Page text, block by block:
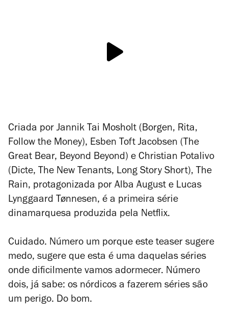
Criada por Jannik Tai Mosholt (Borgen, Rita,
Follow the Money), Esben Toft Jacobsen ( The
Great Bear, Beyond Beyond) e Christian Potalivo
(Dicte, The New Tenants, Long Story Short), The
Rain, protagonizada por Alba August e Lucas
Lynggaard Tønnesen, é a primeira série
dinamarquesa produzida pela Netflix.
Cuidado. Número um porque este teaser sugere
medo, sugere que esta é uma daquelas séries
onde dificilmente vamos adormecer. Número
dois, já sabe: os nórdicos a fazerem séries são
um perigo. Do bom.